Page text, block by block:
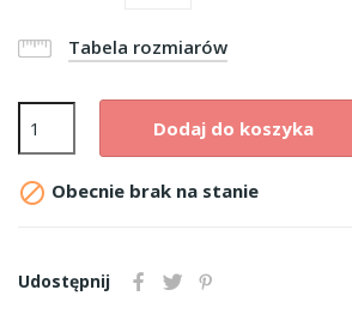
Tabela rozmiarów
Dodaj do koszyka
 Obecnie brak na stanie
Udostępnij